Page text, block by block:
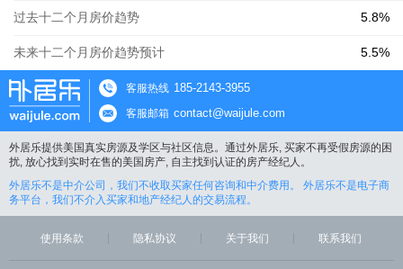
过去十二个月房价趋势 5.8%
未来十二个月房价趋势预计 5.5%
客服热线 185-2143-3955
客服邮箱 contact@waijule.com
外居乐提供美国真实房源及学区与社区信息。通过外居乐, 买家不再受假房源的困
扰, 放心找到实时在售的美国房产, 自主找到认证的房产经纪人。
外居乐不是中介公司，我们不收取买家任何咨询和中介费用。 外居乐不是电子商
务平台，我们不介入买家和地产经纪人的交易流程。
使用条款 隐私协议 关于我们 联系我们